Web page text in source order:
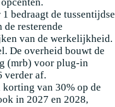
bedraagt de tussentijdse
resterende
van de werkelijkheid.
De overheid bouwt de
(mrb) voor plug-in
verder af.
korting van 30% op de
in 2027 en 2028,